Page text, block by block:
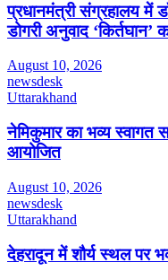
प्रधानमंत्री संग्रहालय में
डोगरी अनुवाद ‘किर्तघान’
August 10, 2026
newsdesk
Uttarakhand
नेमिकुमार का भव्य स्वागत
आयोजित
August 10, 2026
newsdesk
Uttarakhand
देहरादून में शौर्य स्थल पर